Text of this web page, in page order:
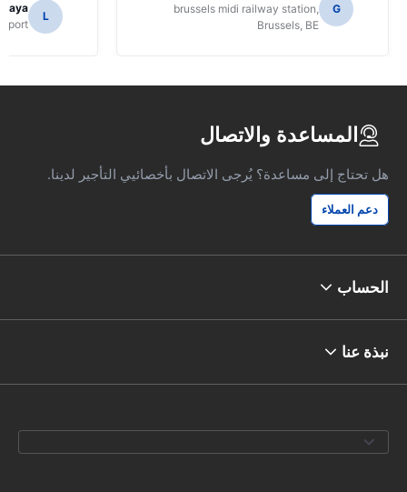
G
brussels midi railway station,
Brussels, BE
L
المساعدة والاتصال
هل تحتاج إلى مساعدة؟ يُرجى الاتصال بأخصائيي التأجير لدينا.
دعم العملاء
الحساب
نبذة عنا